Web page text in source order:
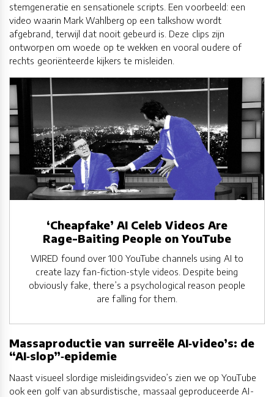
stemgeneratie en sensationele scripts. Een voorbeeld: een
video waarin Mark Wahlberg op een talkshow wordt
afgebrand, terwijl dat nooit gebeurd is. Deze clips zijn
ontworpen om woede op te wekken en vooral oudere of
rechts georiënteerde kijkers te misleiden.
‘Cheapfake’ AI Celeb Videos Are
Rage-Baiting People on YouTube
WIRED found over 100 YouTube channels using AI to
create lazy fan-fiction-style videos. Despite being
obviously fake, there’s a psychological reason people
are falling for them.
Massaproductie van surreële AI‑video’s: de
“AI‑slop”‑epidemie
Naast visueel slordige misleidingsvideo’s zien we op YouTube
ook een golf van absurdistische, massaal geproduceerde AI-